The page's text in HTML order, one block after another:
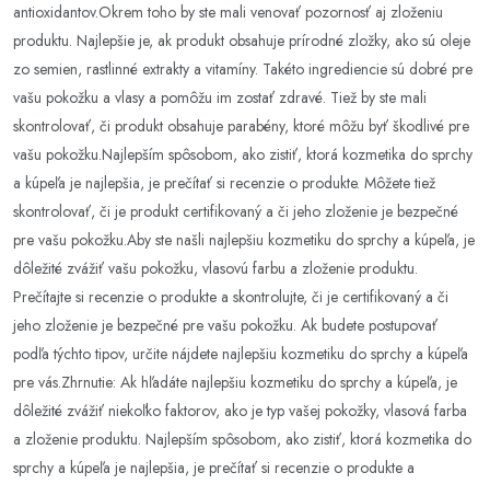
antioxidantov.Okrem toho by ste mali venovať pozornosť aj zloženiu
produktu. Najlepšie je, ak produkt obsahuje prírodné zložky, ako sú oleje
zo semien, rastlinné extrakty a vitamíny. Takéto ingrediencie sú dobré pre
vašu pokožku a vlasy a pomôžu im zostať zdravé. Tiež by ste mali
skontrolovať, či produkt obsahuje parabény, ktoré môžu byť škodlivé pre
vašu pokožku.Najlepším spôsobom, ako zistiť, ktorá kozmetika do sprchy
a kúpeľa je najlepšia, je prečítať si recenzie o produkte. Môžete tiež
skontrolovať, či je produkt certifikovaný a či jeho zloženie je bezpečné
pre vašu pokožku.Aby ste našli najlepšiu kozmetiku do sprchy a kúpeľa, je
dôležité zvážiť vašu pokožku, vlasovú farbu a zloženie produktu.
Prečítajte si recenzie o produkte a skontrolujte, či je certifikovaný a či
jeho zloženie je bezpečné pre vašu pokožku. Ak budete postupovať
podľa týchto tipov, určite nájdete najlepšiu kozmetiku do sprchy a kúpeľa
pre vás.Zhrnutie: Ak hľadáte najlepšiu kozmetiku do sprchy a kúpeľa, je
dôležité zvážiť niekoľko faktorov, ako je typ vašej pokožky, vlasová farba
a zloženie produktu. Najlepším spôsobom, ako zistiť, ktorá kozmetika do
sprchy a kúpeľa je najlepšia, je prečítať si recenzie o produkte a